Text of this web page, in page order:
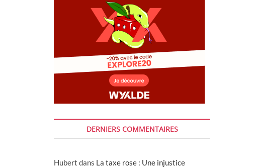
DERNIERS COMMENTAIRES
Hubert dans La taxe rose : Une injustice